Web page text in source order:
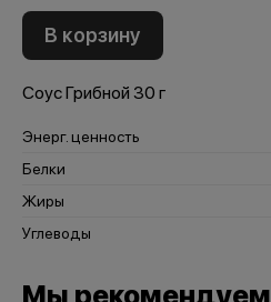
В корзину
Соус Грибной 30 г
Энерг. ценность
Белки
Жиры
Углеводы
Мы рекомендуем